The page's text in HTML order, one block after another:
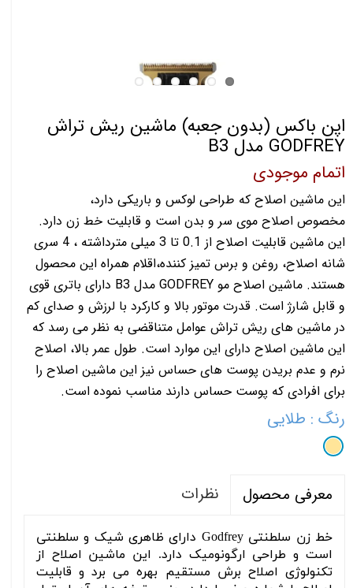
اپن باکس (بدون جعبه) ماشین ریش تراش
GODFREY مدل B3
اتمام موجودی
این ماشین اصلاح که طراحی لوکس و باریکی دارد،
مخصوص اصلاح موی سر و بدن است و قابلیت خط زن دارد.
این ماشین قابلیت اصلاح از 0.1 تا 3 میلی مترداشته ، 4 سری
شانه اصلاح، روغن و برس تمیز کننده،اقلام همراه این محصول
هستند. ماشین اصلاح مو GODFREY مدل B3 دارای باتری قوی
و قابل شارژ است. قدرت موتور بالا و کارکرد با لرزش و صدای کم
در ماشین های ریش تراش عوامل متناقضی به نظر می رسد که
این ماشین اصلاح دارای این موارد است. طول عمر بالا، اصلاح
نرم و عدم بریدن پوست های حساس نیز این ماشین اصلاح را
برای افرادی که پوست حساس دارند مناسب نموده است.
رنگ : طلایی
معرفی محصول نظرات
خط زن سلطنتی Godfrey دارای ظاهری شیک و سلطنتی
است و طراحی ارگونومیک دارد. این ماشین اصلاح از
تکنولوژی اصلاح برش مستقیم بهره می برد و قابلیت